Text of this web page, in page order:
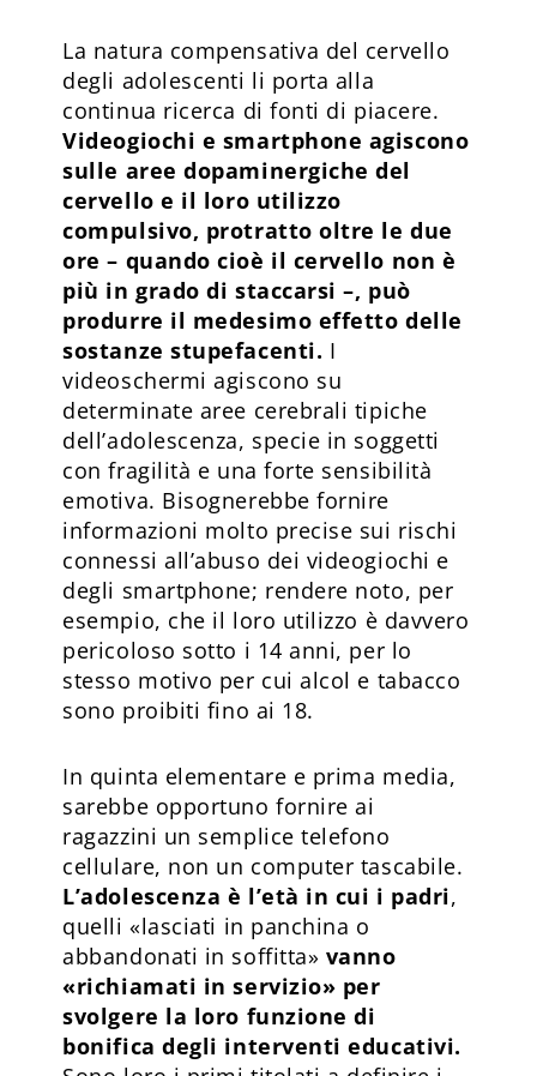
La natura compensativa del cervello
degli adolescenti li porta alla
continua ricerca di fonti di piacere.
Videogiochi e smartphone agiscono
sulle aree dopaminergiche del
cervello e il loro utilizzo
compulsivo, protratto oltre le due
ore – quando cioè il cervello non è
più in grado di staccarsi –, può
produrre il medesimo effetto delle
sostanze stupefacenti. I
videoschermi agiscono su
determinate aree cerebrali tipiche
dell’adolescenza, specie in soggetti
con fragilità e una forte sensibilità
emotiva. Bisognerebbe fornire
informazioni molto precise sui rischi
connessi all’abuso dei videogiochi e
degli smartphone; rendere noto, per
esempio, che il loro utilizzo è davvero
pericoloso sotto i 14 anni, per lo
stesso motivo per cui alcol e tabacco
sono proibiti fino ai 18.
In quinta elementare e prima media,
sarebbe opportuno fornire ai
ragazzini un semplice telefono
cellulare, non un computer tascabile.
L’adolescenza è l’età in cui i padri,
quelli «lasciati in panchina o
abbandonati in soffitta» vanno
«richiamati in servizio» per
svolgere la loro funzione di
bonifica degli interventi educativi.